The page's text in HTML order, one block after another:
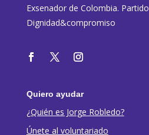
Exsenador de Colombia. Partido
Dignidad&compromiso
Quiero ayudar
¿Quién es Jorge Robledo?
Únete al voluntariado